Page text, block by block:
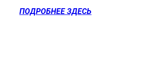
ПОДРОБНЕЕ ЗДЕСЬ